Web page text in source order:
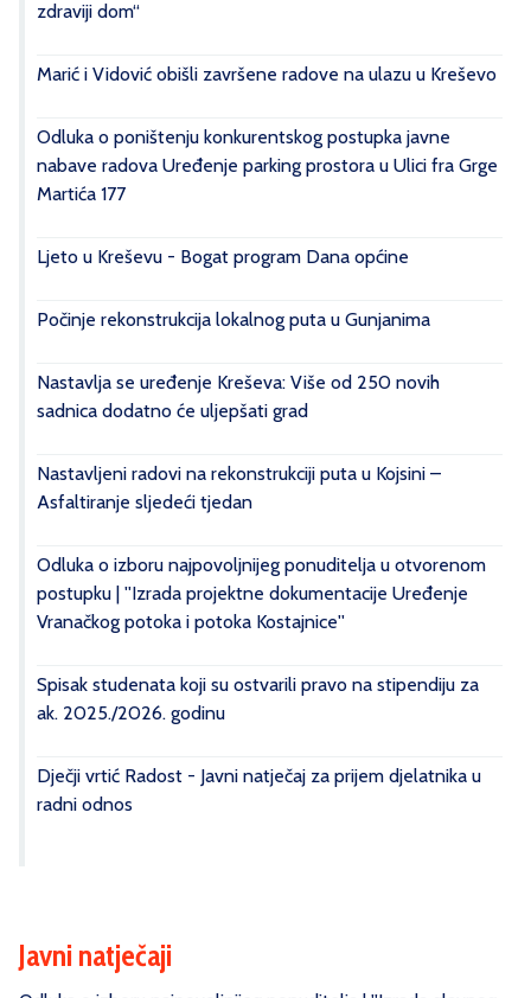
zdraviji dom“
Marić i Vidović obišli završene radove na ulazu u Kreševo
Odluka o poništenju konkurentskog postupka javne
nabave radova Uređenje parking prostora u Ulici fra Grge
Martića 177
Ljeto u Kreševu - Bogat program Dana općine
Počinje rekonstrukcija lokalnog puta u Gunjanima
Nastavlja se uređenje Kreševa: Više od 250 novih
sadnica dodatno će uljepšati grad
Nastavljeni radovi na rekonstrukciji puta u Kojsini –
Asfaltiranje sljedeći tjedan
Odluka o izboru najpovoljnijeg ponuditelja u otvorenom
postupku | ''Izrada projektne dokumentacije Uređenje
Vranačkog potoka i potoka Kostajnice''
Spisak studenata koji su ostvarili pravo na stipendiju za
ak. 2025./2026. godinu
Dječji vrtić Radost - Javni natječaj za prijem djelatnika u
radni odnos
Javni natječaji